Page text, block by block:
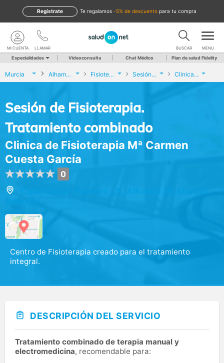
te regalamos -5% de descuento para tu compra
Regístrate
LLAMAR
MI CUENTA BUSCAR MENU
Especialidades Videoconsulta Chat Médico Plan de salud Fidelity
Murcia Alhama de Murcia Fisioterapia Sesión de Fisioterapia. Tratamiento combinado Clinica de Fisioterapia Mª Carmen Cuesta García
Sesión de Fisioterapia.
Tratamiento combinado
Clinica de Fisioterapia Mª Carmen
Cuesta García
0
Calle Oscar Romero , 5, Alhama de Murcia
Centro de Fisioterapia creado para el tratamiento
integral.
DESCRIPCIÓN DEL SERVICIO
Tratamiento combinado de terapia manual y
electromedicina, recomendable para: